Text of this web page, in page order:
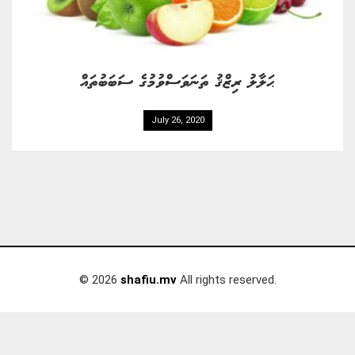
ޙަލާލު ރިޒްޤު ތަނަވަސްވުމުގެ ސަބަބުތައް
July 26, 2020
© 2026 shafiu.mvAll rights reserved.